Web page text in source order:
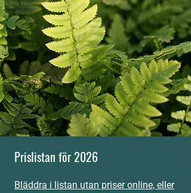
Prislistan för 2026
Bläddra i listan utan priser online, eller